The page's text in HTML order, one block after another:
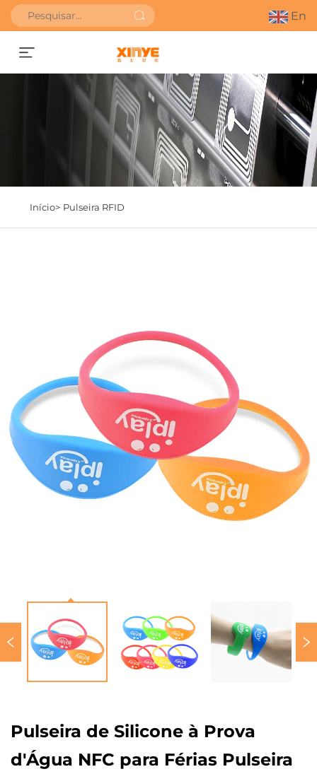
En
SOLICITAR ORÇAMENTO
Início> Pulseira RFID
Pulseira de Silicone à Prova
d'Água NFC para Férias Pulseira